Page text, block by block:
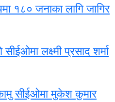
१८० जनाका लागि जागिर
लक्ष्मी प्रसाद शर्मा
सीईओमा मुकेश कुमार